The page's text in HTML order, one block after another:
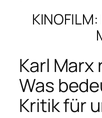
Karl Marx
Was
Kritik für